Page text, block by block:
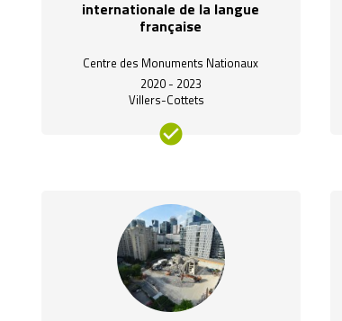
internationale de la langue
française
Centre des Monuments Nationaux
2020 - 2023
Villers-Cottets